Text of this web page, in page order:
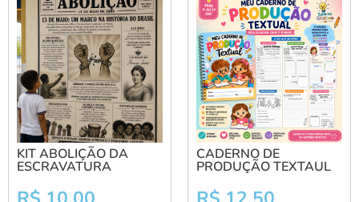
KIT ABOLIÇÃO DA
ESCRAVATURA
CADERNO DE
PRODUÇÃO TEXTAUL